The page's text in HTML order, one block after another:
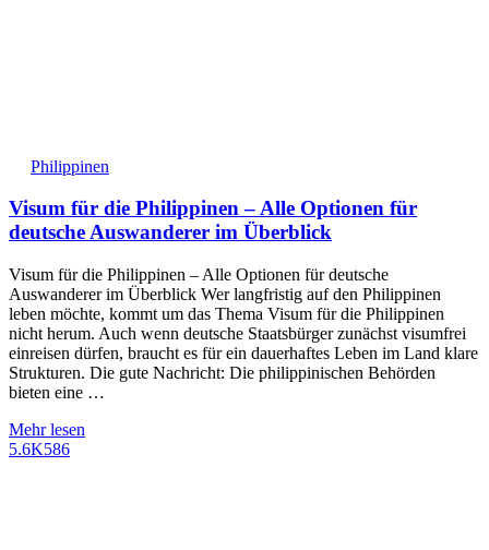
Philippinen
Visum für die Philippinen – Alle Optionen für
deutsche Auswanderer im Überblick
Visum für die Philippinen – Alle Optionen für deutsche
Auswanderer im Überblick Wer langfristig auf den Philippinen
leben möchte, kommt um das Thema Visum für die Philippinen
nicht herum. Auch wenn deutsche Staatsbürger zunächst visumfrei
einreisen dürfen, braucht es für ein dauerhaftes Leben im Land klare
Strukturen. Die gute Nachricht: Die philippinischen Behörden
bieten eine …
Mehr lesen
5.6K586